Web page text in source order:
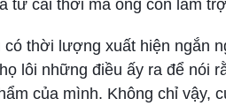
từ cái thời mà ông còn làm
thời lượng xuất hiện ngắn
lôi những điều ấy ra để nói
của mình. Không chỉ vậy,